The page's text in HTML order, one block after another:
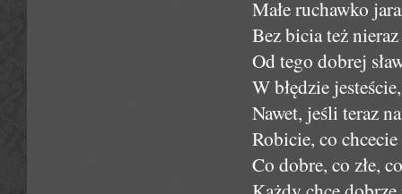
Małe ruchawko
Bez bicia też
Od tego dobrej
W błędzie
Nawet, jeśli teraz
Robicie, co
Co dobre, co złe,